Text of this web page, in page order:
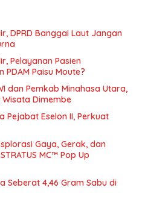
DPRD Banggai Laut Jangan
Pelayanan Pasien
Paisu Moute?
dan Pemkab Minahasa Utara,
Wisata Dimembe
Gaya, Gerak, dan
MC™ Pop Up
Seberat 4,46 Gram Sabu di